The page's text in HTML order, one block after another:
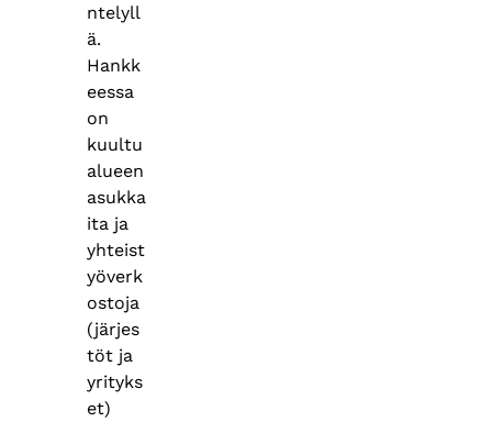
ntelyll
ä.
Hankk
eessa
on
kuultu
alueen
asukka
ita ja
yhteist
yöverk
ostoja
(järjes
töt ja
yrityks
et)